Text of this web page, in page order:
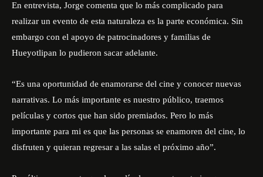
En entrevista, Jorge comenta que lo más complicado para
realizar un evento de esta naturaleza es la parte económica. Sin
embargo con el apoyo de patrocinadores y familias de
Hueyotlipan lo pudieron sacar adelante.
“Es una oportunidad de enamorarse del cine y conocer nuevas
narrativas. Lo más importante es nuestro público, traemos
películas y cortos que han sido premiados. Pero lo más
importante para mi es que las personas se enamoren del cine, lo
disfruten y quieran regresar a las salas el próximo año”.